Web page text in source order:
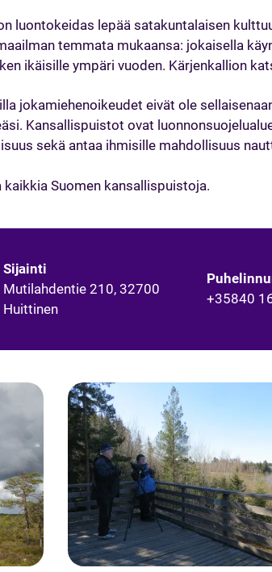
luontokeidas lepää satakuntalaisen
temmata mukaansa: jokaisella
ikäisille ympäri vuoden. Kärjenkallion
jokamiehenoikeudet eivät ole
Kansallispuistot ovat
sekä antaa ihmisille mahdollisuus
Suomen kansallispuistoja.
Sijainti
Mutilahdentie 210, 32700
Huittinen
+35840